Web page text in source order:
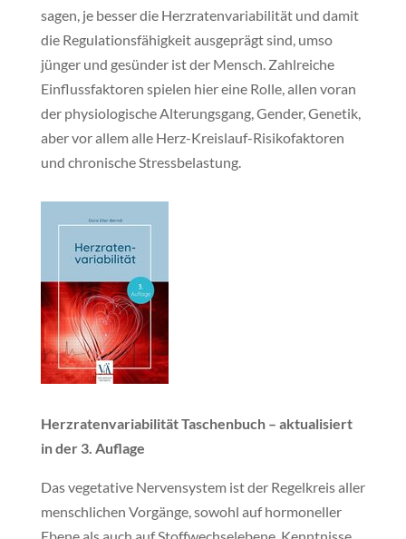
sagen, je besser die Herzratenvariabilität und damit
die Regulationsfähigkeit ausgeprägt sind, umso
jünger und gesünder ist der Mensch. Zahlreiche
Einflussfaktoren spielen hier eine Rolle, allen voran
der physiologische Alterungsgang, Gender, Genetik,
aber vor allem alle Herz-Kreislauf-Risikofaktoren
und chronische Stressbelastung.
HerzratenvariabilitätTaschenbuch – aktualisiert
in der 3. Auflage
Das vegetative Nervensystem ist der Regelkreis aller
menschlichen Vorgänge, sowohl auf hormoneller